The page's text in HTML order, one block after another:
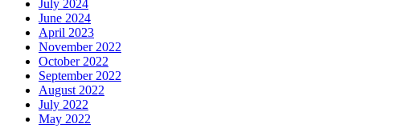
July 2024
June 2024
April 2023
November 2022
October 2022
September 2022
August 2022
July 2022
May 2022